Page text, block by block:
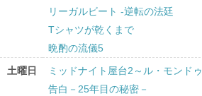
リーガルビート -逆転の法廷
Tシャツが乾くまで
晩酌の流儀5
土曜日
ミッドナイト屋台2～ル・モンドゥ
告白－25年目の秘密－